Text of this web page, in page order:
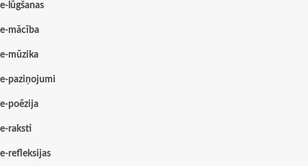
e-lūgšanas
e-mācība
e-mūzika
e-paziņojumi
e-poēzija
e-raksti
e-refleksijas